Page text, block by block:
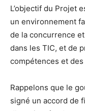
L’objectif du Projet
un environnement
de la concurrence
dans les TIC, et de
compétences et
Rappelons que le
signé un accord de